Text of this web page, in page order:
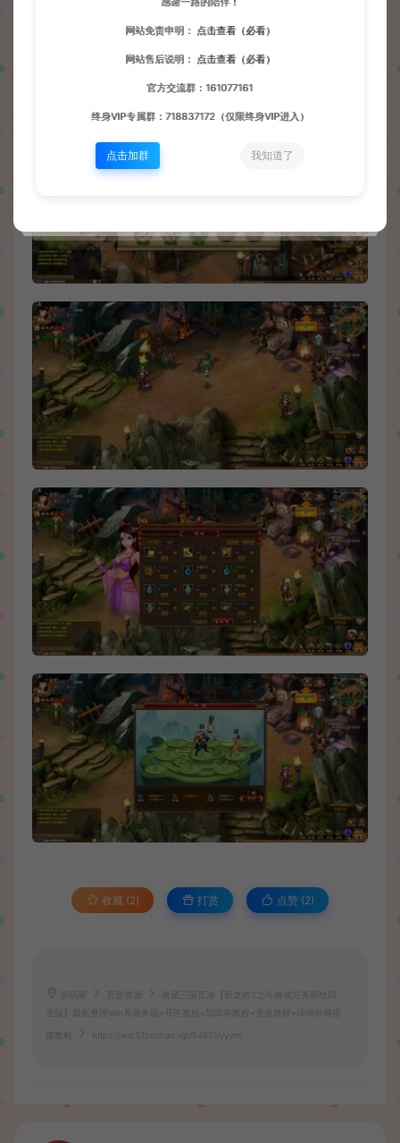
收藏 (2) 打赏 点赞 (2)
页游资源
典藏三国页游【新龙将2之斗将魂完美双绝四
圣版】最新整理Win系服务端+开区教程+加武将教程+充值教程+详细外网搭
建教程 https://wd.51boshao.vip/54851/yyym/
网站免责申明： 点击查看（必看）
网站售后说明： 点击查看（必看）
官方交流群：161077161
终身VIP专属群：718837172（仅限终身VIP进入）
点击加群 我知道了